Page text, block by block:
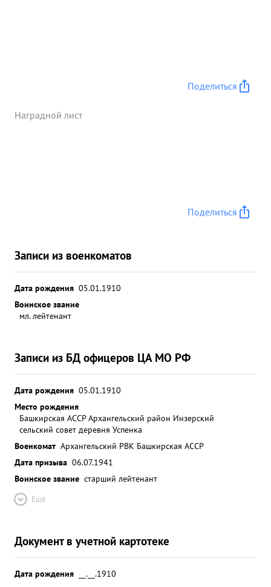
Поделиться
Наградной лист
Поделиться
Записи из военкоматов
Дата рождения 05.01.1910
Воинское звание
мл. лейтенант
Записи из БД офицеров ЦА МО РФ
Дата рождения 05.01.1910
Место рождения
Башкирская АССР Архангельский район Инзерский
сельский совет деревня Успенка
Военкомат Архангельский РВК Башкирская АССР
Дата призыва 06.07.1941
Воинское звание старший лейтенант
Ещё
Документ в учетной картотеке
Дата рождения
__.__.1910